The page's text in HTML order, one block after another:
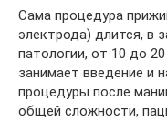
Сама процедура
электрода) длится, в
патологии, от 10 до
занимает введение и
процедуры после
общей сложности,